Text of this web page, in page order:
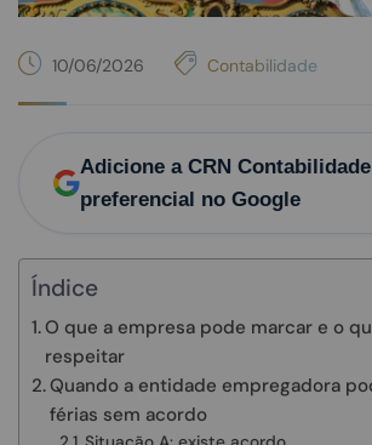
10/06/2026 Contabilidade
Adicione a CRN
preferencial no Google
Índice
O que a empresa pode marcar e o
respeitar
Quando a entidade empregadora
férias sem acordo